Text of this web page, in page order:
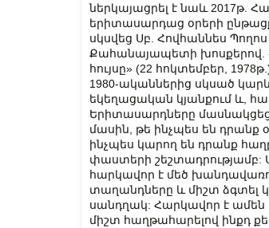
ներկայացրել է նաև 2017թ.
երիտասարդաց օրերի
սկսվեց Սբ. Հովհաննես Պողոս
Քահանայապետի խոսքերով.
հույսը» (22 հոկտեմբեր,
1980-ականներից սկսած
եկեղացական կյանքում և,
Երիտասարդները
մասին, թե ինչպես են դրանք
ինչպես կարող են դրանք
փաստերի շեշտադրությամբ:
հարկավոր է մեծ
տաղանդները և միշտ ձգտել
սանդղակ: Հարկավոր է ամեն
միշտ հաղթահարելով ինքդ